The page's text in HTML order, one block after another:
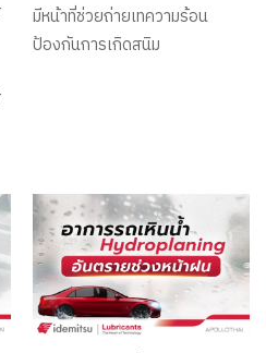
มีหน้าที่ช่วยถ่ายเทความร้อน
ป้องกันการเกิดสนิม